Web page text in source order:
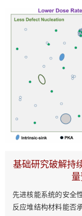
基础研究破解持
先进核能系统的安全
反应堆结构材料能否